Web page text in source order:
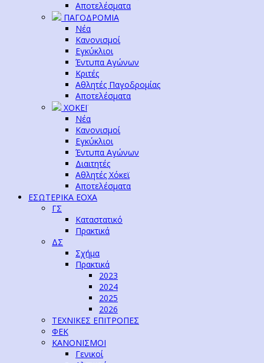
Αποτελέσματα
ΠΑΓΟΔΡΟΜΙΑ
Νέα
Κανονισμοί
Εγκύκλιοι
Έντυπα Αγώνων
Κριτές
Αθλητές Παγοδρομίας
Αποτελέσματα
ΧΟΚΕΪ
Νέα
Κανονισμοί
Εγκύκλιοι
Έντυπα Αγώνων
Διαιτητές
Αθλητές Χόκεϊ
Αποτελέσματα
ΕΣΩΤΕΡΙΚΑ ΕΟΧΑ
ΓΣ
Καταστατικό
Πρακτικά
ΔΣ
Σχήμα
Πρακτικά
2023
2024
2025
2026
ΤΕΧΝΙΚΕΣ ΕΠΙΤΡΟΠΕΣ
ΦΕΚ
ΚΑΝΟΝΙΣΜΟΙ
Γενικοί